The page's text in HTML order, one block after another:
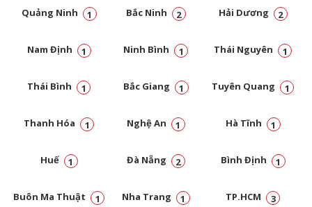
Quảng Ninh 1 Bắc Ninh 2 Hải Dương 2
Nam Định 1 Ninh Bình 1 Thái Nguyên 1
Thái Bình 1 Bắc Giang 1 Tuyên Quang 1
Thanh Hóa 1 Nghệ An 1 Hà Tĩnh 1
Huế 1 Đà Nẵng 2 Bình Định 1
Buôn Ma Thuật 1 Nha Trang 1 TP.HCM 3